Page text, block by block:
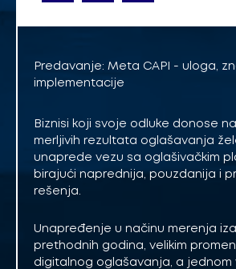
Predavanje: Meta CAPI - uloga,
implementacije
Biznisi koji svoje odluke donose
merljivih rezultata oglašavanja
unaprede vezu sa oglašivačkim
birajući naprednija, pouzdanija i
rešenja.
Unapređenje u načinu merenja
prethodnih godina, velikim
digitalnog oglašavanja, a jednom